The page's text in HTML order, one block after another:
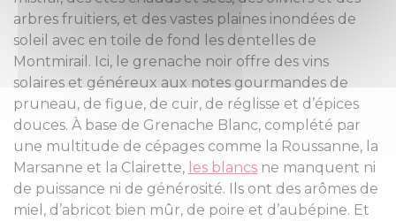
arbres fruitiers, et des vastes plaines inondées de
soleil avec en toile de fond les dentelles de
Montmirail. Ici, le grenache noir offre des vins
solaires et généreux aux notes gourmandes de
pruneau, de figue, de cuir, de réglisse et d’épices
douces. À base de Grenache Blanc, complété par
une multitude de cépages comme la Roussanne, la
Marsanne et la Clairette, les blancs ne manquent ni
de puissance ni de générosité. Ils ont des arômes de
miel, d’abricot bien mûr, de poire et d’aubépine. Et